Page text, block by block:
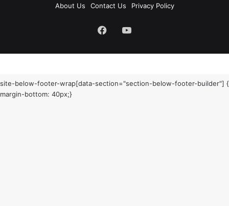
About Us
Contact Us Privacy Policy
FacebookYouTube
site-below-footer-wrap[data-section="section-below-footer-builder"] {
margin-bottom: 40px;}